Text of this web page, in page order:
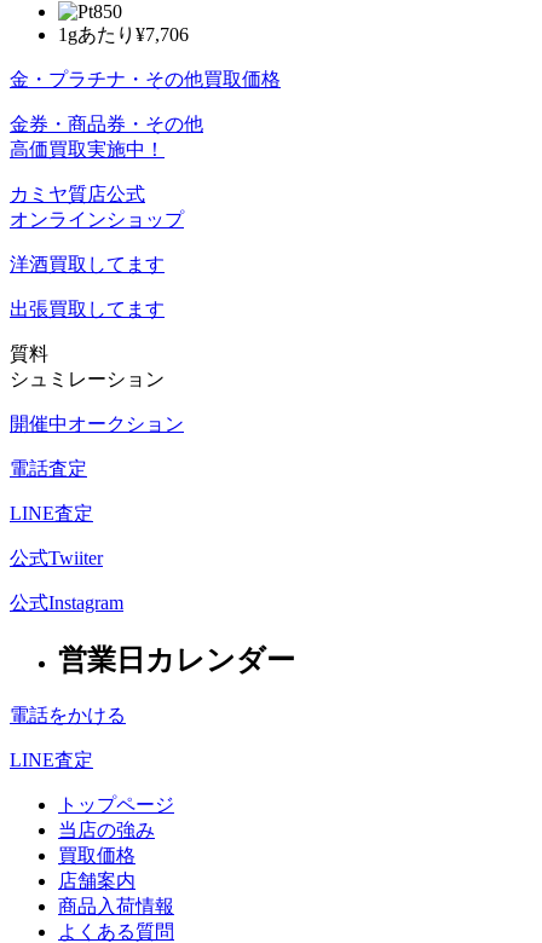
1gあたり ¥7,706
金・プラチナ・その他買取価格
金券・商品券・その他
高価買取実施中！
カミヤ質店公式
オンラインショップ
洋酒買取してます
出張買取 してます
質料
シュミレーション
開催中オークション
電話査定
LINE査定
公式Twiiter
公式Instagram
営業日カレンダー
電話をかける
LINE査定
トップページ
当店の強み
買取価格
店舗案内
商品入荷情報
よくある質問